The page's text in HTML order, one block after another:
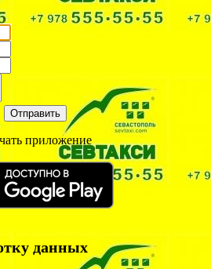
Отправить
приложение
данных